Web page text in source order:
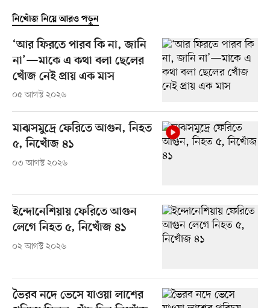
নিখোঁজ নিয়ে আরও পড়ুন
‘আর ফিরতে পারব কি না, জানি
না’—মাকে এ কথা বলা ছেলের
খোঁজ নেই প্রায় এক মাস
০৫ আগস্ট ২০২৬
মাঝসমুদ্রে ফেরিতে আগুন, নিহত
৫, নিখোঁজ ৪১
০৩ আগস্ট ২০২৬
ইন্দোনেশিয়ায় ফেরিতে আগুন
লেগে নিহত ৫, নিখোঁজ ৪১
০২ আগস্ট ২০২৬
ভৈরব নদে ভেসে যাওয়া লাশের